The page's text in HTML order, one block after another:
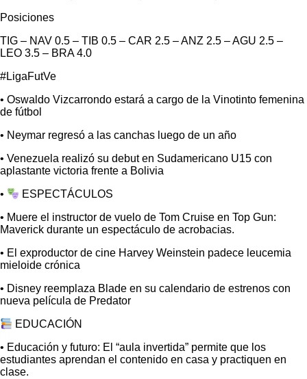
Posiciones
TIG – NAV 0.5 – TIB 0.5 – CAR 2.5 – ANZ 2.5 – AGU 2.5 –
LEO 3.5 – BRA 4.0
#LigaFutVe
• Oswaldo Vizcarrondo estará a cargo de la Vinotinto femenina
de fútbol
• Neymar regresó a las canchas luego de un año
• Venezuela realizó su debut en Sudamericano U15 con
aplastante victoria frente a Bolivia
•
ESPECTÁCULOS
• Muere el instructor de vuelo de Tom Cruise en Top Gun:
Maverick durante un espectáculo de acrobacias.
• El exproductor de cine Harvey Weinstein padece leucemia
mieloide crónica
• Disney reemplaza Blade en su calendario de estrenos con
nueva película de Predator
EDUCACIÓN
• Educación y futuro: El “aula invertida” permite que los
estudiantes aprendan el contenido en casa y practiquen en
clase.